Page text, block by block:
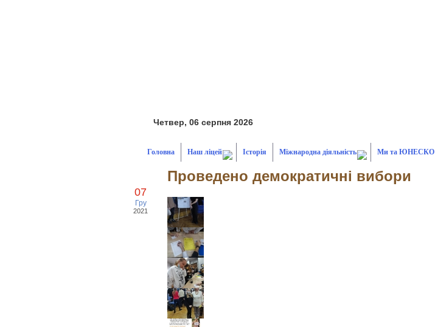
Четвер, 06 серпня 2026
Головна Наш ліцей Історія Міжнародна діяльність Ми та ЮНЕСКО
07
Гру
2021
Проведено демократичні вибори